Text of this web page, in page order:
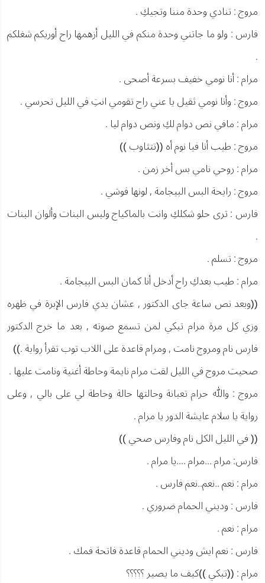
مروج : تنادي وحدة مننا وتجيكِ .
فارس : ولو ما جاتني وحدة منكم في الليل أزهمها راح أوريكم شغلكم
.
مرام : أنا نومي خفيف بسرعة أصحى .
مروج : وأنا نومي ثقيل يا عني راح تقومي انتِ في الليل تحرسي .
مرام : مافي نص دوام لكِ ونص دوام ليا .
مروج : طيب أنا فيا نوم أه ((تتثاوب ))
مرام : روحي نامي بس أخر زمن .
مروج : رايحة البس البيجامة , لونها فوشي .
فارس : ترى حلو شكلكِ وانت بالماكياج ولبس البنات وألوان البنات
.
مروج : تسلم .
مرام : طيب بعدكِ راح أدخل أنا كمان البس البيجامة .
((وبعد نص ساعة جاى الدكتور , عشان يدي فارس الإبرة في ظهره
وزي كل مرة مرام تبكي لمن تسمع صوته , بعد ما خرج الدكتور
فارس نام ومروج نامت , ومرام قاعدة على اللاب توب تقرأ رواية .))
صحيت مروج في الليل لقت مرام نايمة وحاطة أغنية ونامت عليها .
مروج : والله حرام تعبانة وحالتها حالة وحاطة لي على بالي , وعلى
رواية يا سلام عايشة الدور يا مرام .
(( في الليل الكل نام وفارس صحي ))
فارس: مرام ...مرام ....يا مرام .
مرام : نعم ..نعم..نعم فارس .
فارس : وديني الحمام ضروري .
مرام : نعم .
فارس : نعم ايش وديني الحمام قاعدة فاتحة فمك .
مرام : ((تبكي ))كيف ما يصير ؟؟؟؟؟